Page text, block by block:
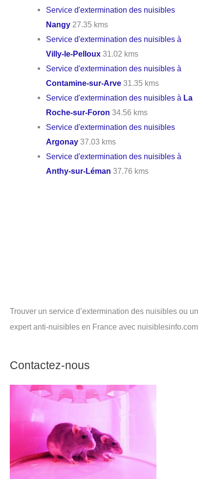
Service d'extermination des nuisibles
Nangy 27.35 kms
Service d'extermination des nuisibles à
Villy-le-Pelloux 31.02 kms
Service d'extermination des nuisibles à
Contamine-sur-Arve 31.35 kms
Service d'extermination des nuisibles à La
Roche-sur-Foron 34.56 kms
Service d'extermination des nuisibles
Argonay 37.03 kms
Service d'extermination des nuisibles à
Anthy-sur-Léman 37.76 kms
Trouver un service d’extermination des nuisibles ou un
expert anti-nuisibles en France avec nuisiblesinfo.com
Contactez-nous